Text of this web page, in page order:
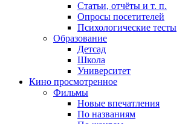
Статьи, отчёты и т. п.
Опросы посетителей
Психологические тесты
Образование
Детсад
Школа
Университет
Кино просмотренное
Фильмы
Новые впечатления
По названиям